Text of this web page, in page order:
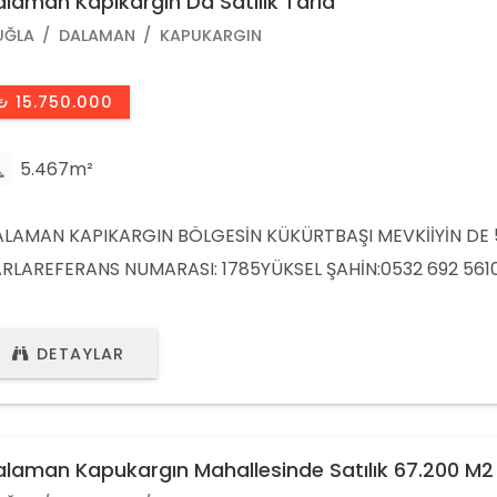
DALAMAN KAPUKARGIN
15.750.000
5.467m²
KAPIKARGIN BÖLGESİN KÜKÜRTBAŞI MEVKİİYİN
NUMARASI: 1785YÜKSEL ŞAHİN:0532 692
DETAYLAR
Kapukargın Mahallesinde Satılık 67.200 M2